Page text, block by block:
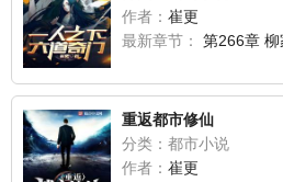
作者： 崔更
最新章节：
第266章 柳
重返都市修仙
分类：都市小说
作者： 崔更